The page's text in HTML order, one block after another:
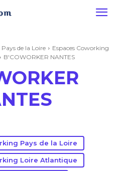
de la Loire
Espaces Coworking
B'COWORKER NANTES
Pays de la Loire
Loire Atlantique